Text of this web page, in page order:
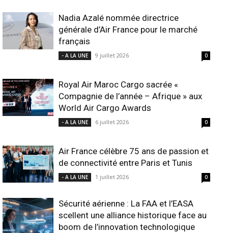
Nadia Azalé nommée directrice
générale d’Air France pour le marché
français
- A LA UNE 9 juillet 2026 0
Royal Air Maroc Cargo sacrée «
Compagnie de l’année – Afrique » aux
World Air Cargo Awards
- A LA UNE 6 juillet 2026 0
Air France célèbre 75 ans de passion et
de connectivité entre Paris et Tunis
- A LA UNE 1 juillet 2026 0
Sécurité aérienne : La FAA et l’EASA
scellent une alliance historique face au
boom de l’innovation technologique